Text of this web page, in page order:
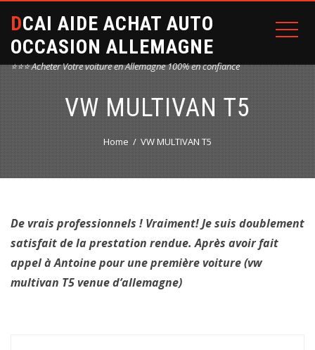
DCAI AIDE ACHAT AUTO
OCCASION ALLEMAGNE
⭐⭐⭐ Acheter Votre voiture en Allemagne 100% en confiance
VW MULTIVAN T5
Home VW MULTIVAN T5
De vrais professionnels ! Vraiment! Je suis doublement
satisfait de la prestation rendue. Après avoir fait
appel à Antoine pour une première voiture (vw
multivan T5 venue d’allemagne)